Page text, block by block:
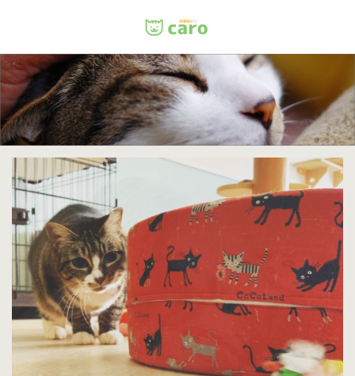
Menu
ホーム
料金
里親について
店舗情報
お問い合わせ